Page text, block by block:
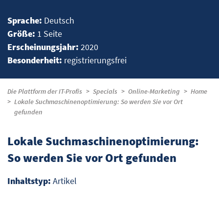
Sprache: Deutsch
Größe: 1 Seite
Erscheinungsjahr: 2020
Besonderheit: registrierungsfrei
Die Plattform der IT-Profis Specials Online-Marketing
Home
Lokale Suchmaschinenoptimierung: So werden Sie vor Ort
gefunden
Lokale Suchmaschinenoptimierung:
So werden Sie vor Ort gefunden
Inhaltstyp: Artikel